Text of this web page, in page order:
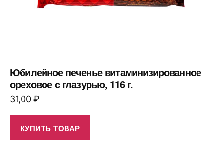
Юбилейное печенье витаминизированное
ореховое с глазурью, 116 г.
31,00₽
КУПИТЬ ТОВАР